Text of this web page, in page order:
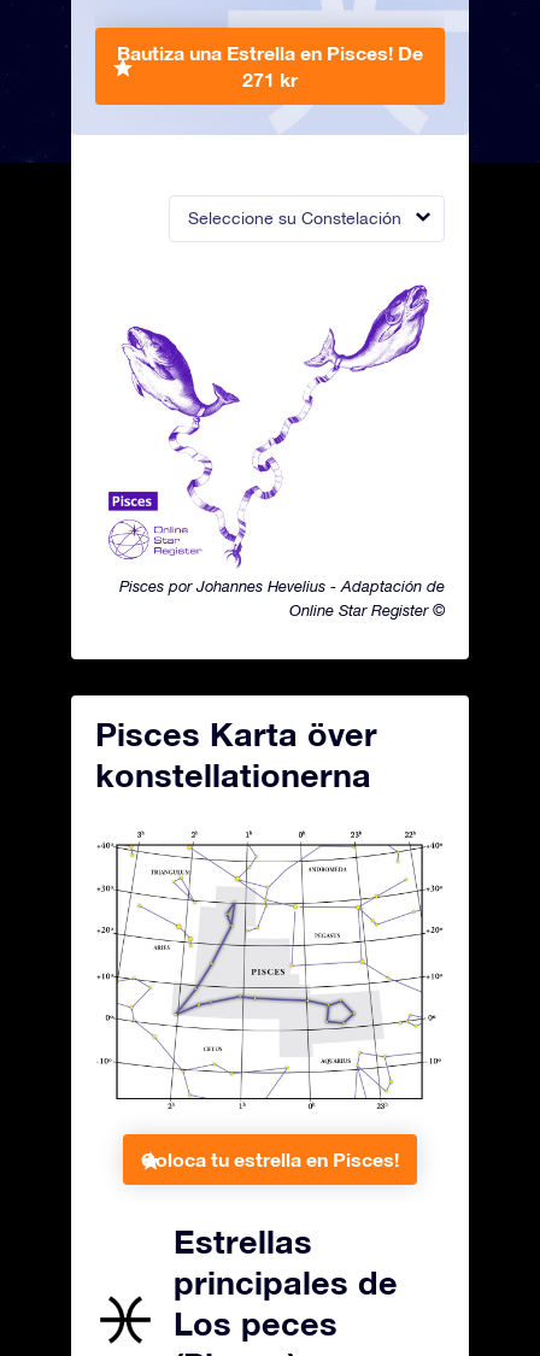
Seleccione su Constelación
Pisces por Johannes Hevelius - Adaptación de
Online Star Register ©
Bautiza una Estrella en Pisces! De
271 kr
Pisces Karta över
konstellationerna
Coloca tu estrella en Pisces!
Estrellas
principales de
Los peces